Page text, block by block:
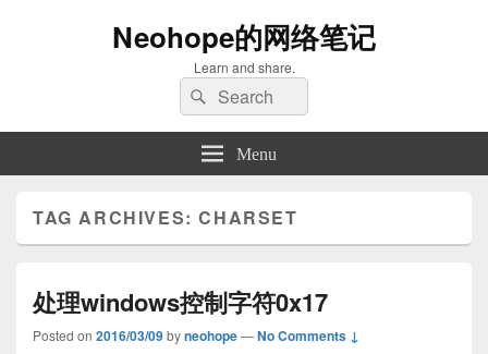
Neohope的网络笔记
Learn and share.
Search
for:
Search
Menu
TAG ARCHIVES:CHARSET
处理windows控制字符0x17
Posted on 2016/03/09byneohope—No Comments ↓